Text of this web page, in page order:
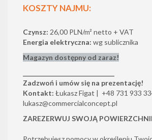
KOSZTY NAJMU:
Czynsz: 26,00 PLN/m² netto + VAT
Energia elektryczna: wg sublicznika
Magazyn dostępny od zaraz!
Zadzwoń i umów się na prezentację!
Kontakt: Łukasz Figat | +48 731 933
lukasz@commercialconcept.pl
ZAREZERWUJ SWOJĄ